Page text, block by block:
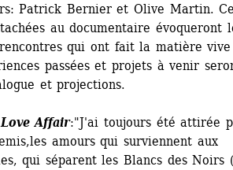
Patrick Bernier et Olive Martin.
au documentaire évoqueront
qui ont fait la matière
passées et projets à venir
et projections.
Affair:"J'ai toujours été attirée
amours qui surviennent aux
qui séparent les Blancs des Noirs